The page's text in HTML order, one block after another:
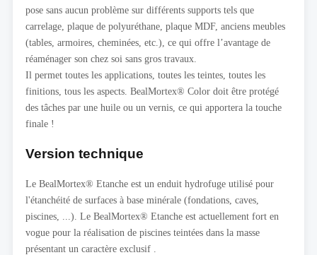
pose sans aucun problème sur différents supports tels que
carrelage, plaque de polyuréthane, plaque MDF, anciens meubles
(tables, armoires, cheminées, etc.), ce qui offre l’avantage de
réaménager son chez soi sans gros travaux.
Il permet toutes les applications, toutes les teintes, toutes les
finitions, tous les aspects. BealMortex® Color doit être protégé
des tâches par une huile ou un vernis, ce qui apportera la touche
finale !
Version technique
Le BealMortex® Etanche est un enduit hydrofuge utilisé pour
l'étanchéité de surfaces à base minérale (fondations, caves,
piscines, ...). Le BealMortex® Etanche est actuellement fort en
vogue pour la réalisation de piscines teintées dans la masse
présentant un caractère exclusif .